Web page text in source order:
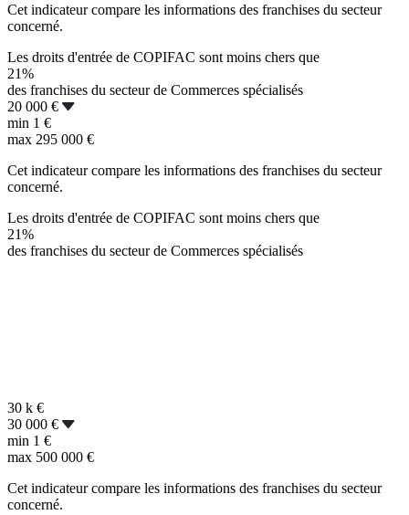
Cet indicateur compare les informations des franchises du secteur
concerné.
Les droits d'entrée de COPIFAC sont moins chers que
21%
des franchises du secteur de Commerces spécialisés
20 000 €
min 1 €
max 295 000 €
Cet indicateur compare les informations des franchises du secteur
concerné.
Les droits d'entrée de COPIFAC sont moins chers que
21%
des franchises du secteur de Commerces spécialisés
30 k €
30 000 €
min 1 €
max 500 000 €
Cet indicateur compare les informations des franchises du secteur
concerné.